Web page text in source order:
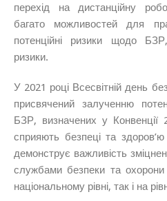
перехід на дистанційну
багато можливостей для
потенційні ризики щодо
ризики.
У 2021 році Всесвітній день
присвячений залученню
БЗР, визначених у
сприяють безпеці та
демонструє важливість
службами безпеки та охорони
національному рівні, так і на